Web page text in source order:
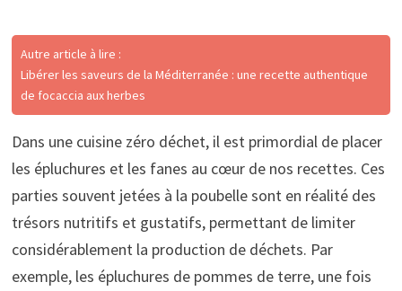
Autre article à lire :
Libérer les saveurs de la Méditerranée : une recette authentique
de focaccia aux herbes
Dans une cuisine zéro déchet, il est primordial de placer
les épluchures et les fanes au cœur de nos recettes. Ces
parties souvent jetées à la poubelle sont en réalité des
trésors nutritifs et gustatifs, permettant de limiter
considérablement la production de déchets. Par
exemple, les épluchures de pommes de terre, une fois